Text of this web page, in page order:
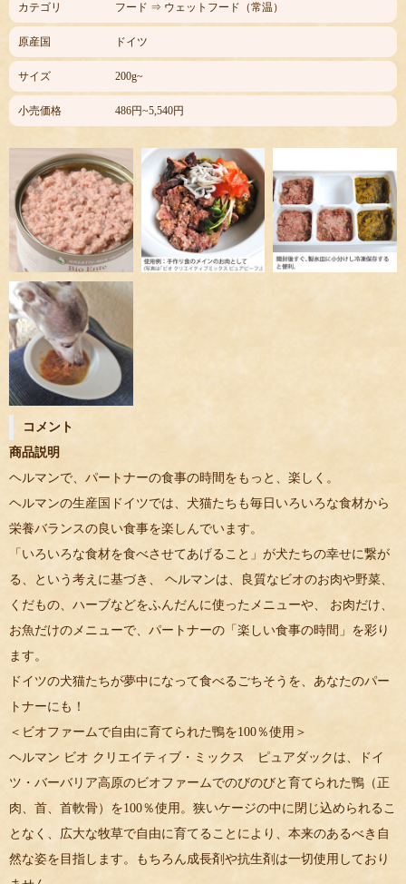
カテゴリ フード ⇒ ウェットフード（常温）
原産国 ドイツ
サイズ 200g~
小売価格 486円~5,540円
コメント
商品説明
ヘルマンで、パートナーの食事の時間をもっと、楽しく。
ヘルマンの生産国ドイツでは、犬猫たちも毎日いろいろな食材から
栄養バランスの良い食事を楽しんでいます。
「いろいろな食材を食べさせてあげること」が犬たちの幸せに繋が
る、という考えに基づき、 ヘルマンは、良質なビオのお肉や野菜、
くだもの、ハーブなどをふんだんに使ったメニューや、 お肉だけ、
お魚だけのメニューで、パートナーの「楽しい食事の時間」を彩り
ます。
ドイツの犬猫たちが夢中になって食べるごちそうを、あなたのパー
トナーにも！
＜ビオファームで自由に育てられた鴨を100％使用＞
ヘルマン ビオ クリエイティブ・ミックス ピュアダックは、ドイ
ツ・バーバリア高原のビオファームでのびのびと育てられた鴨（正
肉、首、首軟骨）を100％使用。狭いケージの中に閉じ込められるこ
となく、広大な牧草で自由に育てることにより、本来のあるべき自
然な姿を目指します。もちろん成長剤や抗生剤は一切使用しており